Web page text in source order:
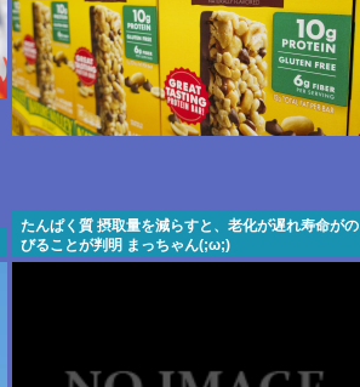
たんぱく質 摂取量を減らすと、老化が遅れ寿命がの
びることが判明 まっちゃん(;ω;)